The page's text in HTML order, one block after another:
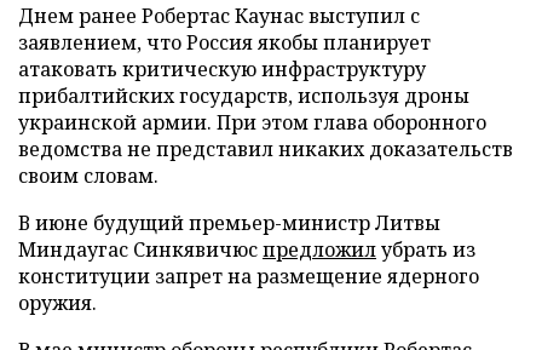
Днем ранее Робертас Каунас выступил с
заявлением, что Россия якобы планирует
атаковать критическую инфраструктуру
прибалтийских государств, используя дроны
украинской армии. При этом глава оборонного
ведомства не представил никаких доказательств
своим словам.
В июне будущий премьер-министр Литвы
Миндаугас Синкявичюспредложилубрать из
конституции запрет на размещение ядерного
оружия.